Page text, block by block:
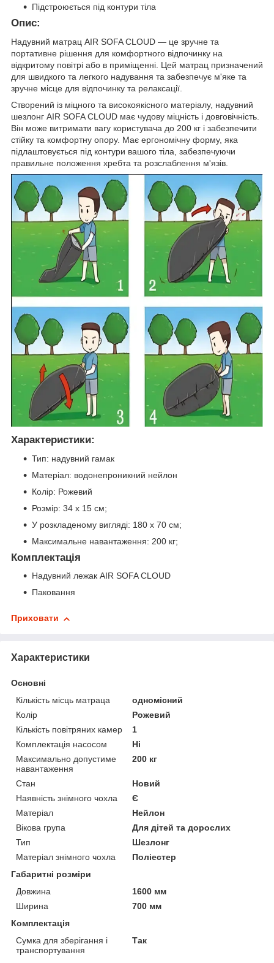
Підстроюється під контури тіла
Опис:
Надувний матрац AIR SOFA CLOUD — це зручне та
портативне рішення для комфортного відпочинку на
відкритому повітрі або в приміщенні. Цей матрац призначений
для швидкого та легкого надування та забезпечує м'яке та
зручне місце для відпочинку та релаксації.
Створений із міцного та високоякісного матеріалу, надувний
шезлонг AIR SOFA CLOUD має чудову міцність і довговічність.
Він може витримати вагу користувача до 200 кг і забезпечити
стійку та комфортну опору. Має ергономічну форму, яка
підлаштовується під контури вашого тіла, забезпечуючи
правильне положення хребта та розслаблення м'язів.
Характеристики:
Тип: надувний гамак
Матеріал: водонепроникний нейлон
Колір: Рожевий
Розмір: 34 х 15 см;
У розкладеному вигляді: 180 х 70 см;
Максимальне навантаження: 200 кг;
Комплектація
Надувний лежак AIR SOFA CLOUD
Паковання
Приховати
Характеристики
Основні
Кількість місць матраца
одномісний
Колір
Рожевий
Кількість повітряних камер
1
Комплектація насосом
Ні
Максимально допустиме
навантаження
200 кг
Стан
Новий
Наявність знімного чохла
Є
Матеріал
Нейлон
Вікова група
Для дітей та дорослих
Тип
Шезлонг
Матеріал знімного чохла
Поліестер
Габаритні розміри
Довжина
1600 мм
Ширина
700 мм
Комплектація
Сумка для зберігання і
транспортування
Так